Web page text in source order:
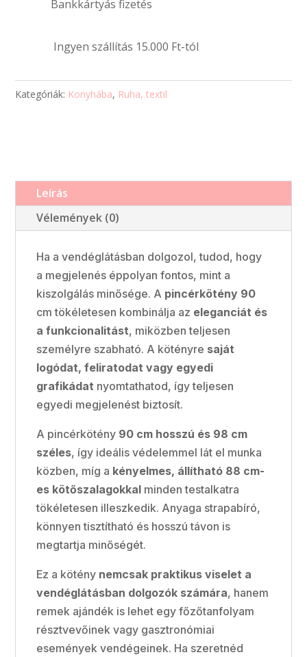
fényképpel
szöveggel
Bankkártyás fizetés
Ingyen szállítás 15.000 Ft-tól
Kategóriák: Konyhába, Ruha, textil
Leírás
Vélemények (0)
Ha a vendéglátásban dolgozol, tudod, hogy
a megjelenés éppolyan fontos, mint a
kiszolgálás minősége. A pincérkötény 90
cm tökéletesen kombinálja az eleganciát és
a funkcionalitást, miközben teljesen
személyre szabható. A kötényre saját
logódat, feliratodat vagy egyedi
grafikádat nyomtathatod, így teljesen
egyedi megjelenést biztosít.
A pincérkötény 90 cm hosszú és 98 cm
széles, így ideális védelemmel lát el munka
közben, míg a kényelmes, állítható 88 cm-
es kötőszalagokkal minden testalkatra
tökéletesen illeszkedik. Anyaga strapabíró,
könnyen tisztítható és hosszú távon is
megtartja minőségét.
Ez a kötény nemcsak praktikus viselet a
vendéglátásban dolgozók számára, hanem
remek ajándék is lehet egy főzőtanfolyam
résztvevőinek vagy gasztronómiai
események vendégeinek. Ha szeretnéd